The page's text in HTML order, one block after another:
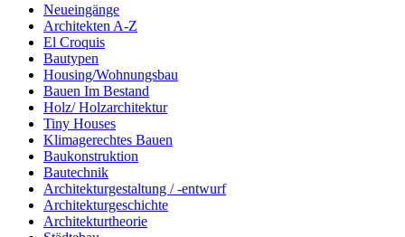
Neueingänge
Architekten A-Z
El Croquis
Bautypen
Housing/Wohnungsbau
Bauen Im Bestand
Holz/ Holzarchitektur
Tiny Houses
Klimagerechtes Bauen
Baukonstruktion
Bautechnik
Architekturgestaltung / -entwurf
Architekturgeschichte
Architekturtheorie